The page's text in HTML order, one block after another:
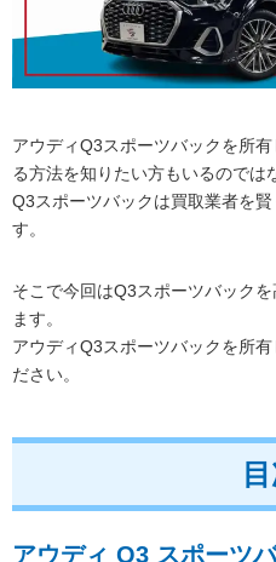
アウディQ3スポーツバックを所
る方法を知りたい方もいるのでは
Q3スポーツバックは買取業者を
す。
そこで今回はQ3スポーツバック
ます。
アウディQ3スポーツバックを所
ださい。
アウディ Q3 スポーツ